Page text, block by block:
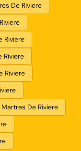
De Riviere
Riviere
Riviere
Riviere
De Riviere